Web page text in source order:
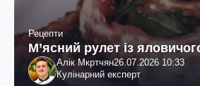
Рецепти
М’ясний рулет із
Алік Мкртчян26.07.2026 10:33
Кулінарний експерт